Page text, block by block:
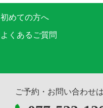
初めての方へ
よくあるご質問
ご予約・お問い合わせ